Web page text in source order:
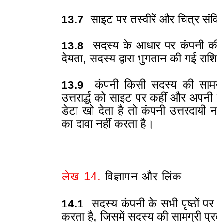
13.7 साइट पर तस्वीरें और चित्र
13.8 सदस्य के आधार पर कंपनी
देयता, सदस्य द्वारा भुगतान की गई
13.9 कंपनी किसी सदस्य की
उत्तरार्द्ध को साइट पर कहीं और
डेटा खो देता है तो कंपनी
का दावा नहीं करता है।
लेख 14. विज्ञापन और लिंक
14.1 सदस्य कंपनी के सभी पृष्ठों पर
करता है, जिसमें सदस्य की सामग्री